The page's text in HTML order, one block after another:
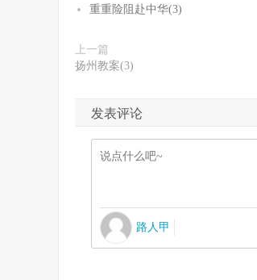
重重险阻赴中华(3)
上一篇
扬州教案(3)
发表评论
路人甲